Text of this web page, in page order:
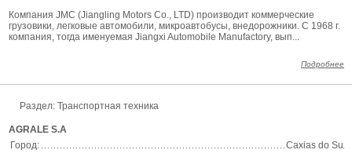
Компания JMC (Jiangling Motors Co., LTD) производит коммерческие
грузовики, легковые автомобили, микроавтобусы, внедорожники. С 1968 г.
компания, тогда именуемая Jiangxi Automobile Manufactory, вып...
Подробнее
Раздел: Транспортная техника
AGRALE S.A
Город:
Caxias do Su